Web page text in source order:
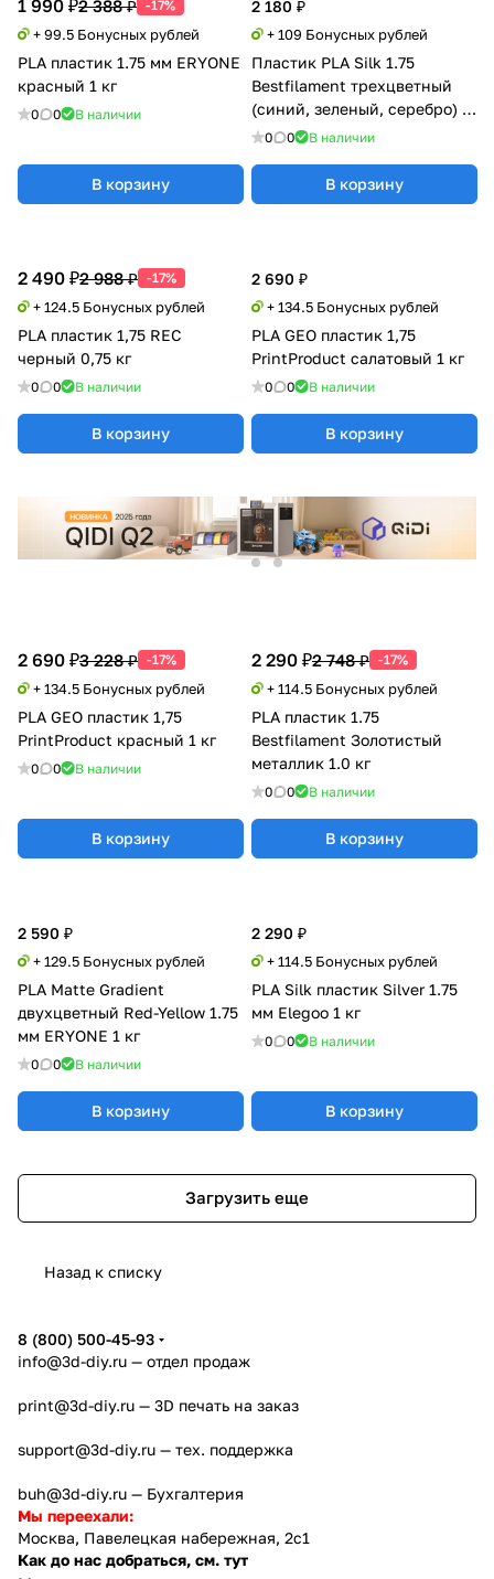
2 180 ₽
+ 109 Бонусных рублей
Пластик PLA Silk 1.75
Bestfilament трехцветный
(синий, зеленый, серебро) 1
кг0 0 В наличии
В корзину
2 490 ₽2 988 ₽ -17%
+ 124.5 Бонусных рублей
PLA пластик 1,75 REC
черный 0,75 кг
0 0 В наличии
В корзину
2 690 ₽
+ 134.5 Бонусных рублей
PLA GEO пластик 1,75
PrintProduct салатовый 1 кг
0 0 В наличии
В корзину
2 690 ₽3 228 ₽ -17%
+ 134.5 Бонусных рублей
PLA GEO пластик 1,75
PrintProduct красный 1 кг
0 0 В наличии
В корзину
2 290 ₽2 748 ₽ -17%
+ 114.5 Бонусных рублей
PLA пластик 1.75
Bestfilament Золотистый
металлик 1.0 кг
0 0 В наличии
В корзину
1 990 ₽2 388 ₽ -17%
+ 99.5 Бонусных рублей
PLA пластик 1.75 мм ERYONE
красный 1 кг
0 0 В наличии
В корзину
2 590 ₽
+ 129.5 Бонусных рублей
PLA Matte Gradient
двухцветный Red-Yellow 1.75
мм ERYONE 1 кг
0 0 В наличии
В корзину
2 290 ₽
+ 114.5 Бонусных рублей
PLA Silk пластик Silver 1.75
мм Elegoo 1 кг
0 0 В наличии
В корзину
Загрузить еще
Назад к списку
8 (800) 500-45-93
info@3d-diy.ru — отдел продаж
print@3d-diy.ru — 3D печать на заказ
support@3d-diy.ru — тех. поддержка
buh@3d-diy.ru — Бухгалтерия
Мы переехали:
Москва, Павелецкая набережная, 2с1
Как до нас добраться, см. тут